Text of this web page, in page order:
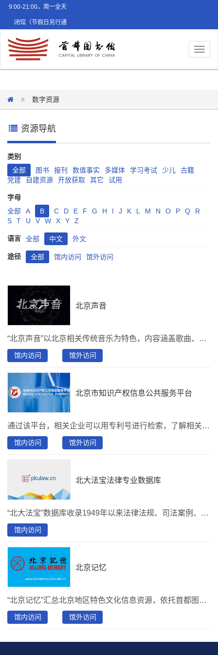
9:00-21:00，周一全天
闭馆（节假日另行通
数字资源
资源导航
类别
全部
图书 报刊 数值事实 多媒体 学习考试 少儿
古籍
党建
自建资源 开放获取 其它 试用
字母
全部
A B C D E F G H I J K L M N O P Q
R
S
T U V W X Y Z
语言 全部 中文 外文
途径 全部 馆内访问 馆外访问
北京声音
“北京声音”以北京相关传统音乐为特色，内容涵盖歌曲、戏曲曲艺、宫廷音乐、宗教音乐、环境音等多种声音类型，并配套相关图片、剧情人物介绍等相关文献。为读者提供便捷丰富的北京地域相关的数字资源服务。
馆内访问 馆外访问
北京市知识产权信息公共服务平台
通过该平台，相关企业可以用专利号进行检索，了解相关专利的申请、审查情况以及法律状态等信息。在这里，创新主体可以进行一般的专利检索，查找相关专利的法律状态；在这里，可以及时了解国家以及北京地区关于知识产权方面的综合信息；在这里，可以跟踪集成电路、植物新品种等各类知识产权信息。
馆内访问 馆外访问
北大法宝法律专业数据库
“北大法宝”数据库收录1949年以来法律法规、司法案例、法学期刊、专题参考、律所实务、英文译本、法宝视频、法考系统八大检索系统。收录渠道正式，内容均经过严格编辑和校对，录入后适时进行 整理和修改，以保证数据内容的准确性和时效性。
馆内访问
北京记忆
“北京记忆”汇总北京地区特色文化信息资源，依托首都图书馆近百年的北京地方文献专藏建成。涵盖与北京历史文化密切相关的古籍、老照片、拓片、舆图等各种载体类型，为读者提供文献浏览、全文检索、资源索引等多种服务形式。
馆内访问 馆外访问